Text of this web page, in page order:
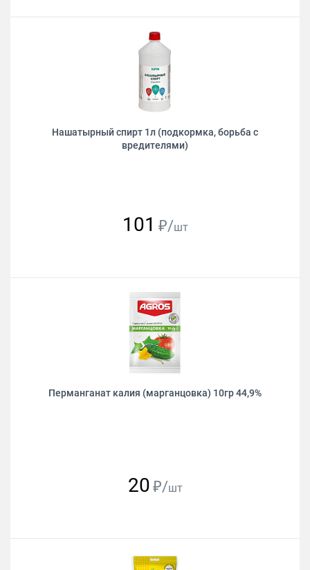
Нашатырный спирт 1л (подкормка, борьба с
вредителями)
101 ₽/шт
Перманганат калия (марганцовка) 10гр 44,9%
20 ₽/шт